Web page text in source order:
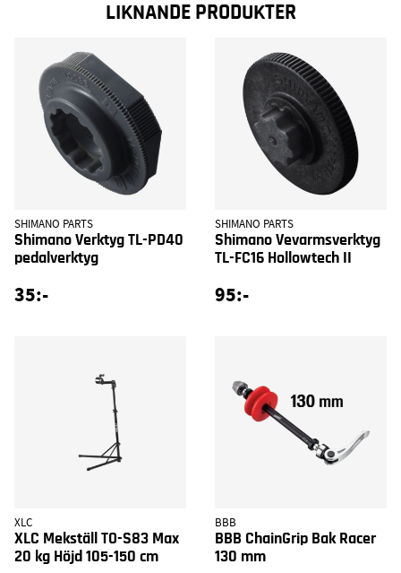
LIKNANDE PRODUKTER
SHIMANO PARTS
Shimano Verktyg TL-PD40
pedalverktyg
35:-
SHIMANO PARTS
Shimano Vevarmsverktyg
TL-FC16 Hollowtech II
95:-
XLC
XLC Mekställ TO-S83 Max
20 kg Höjd 105-150 cm
BBB
BBB ChainGrip Bak Racer
130 mm